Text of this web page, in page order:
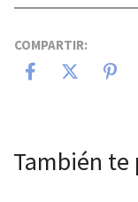
COMPARTIR:
También